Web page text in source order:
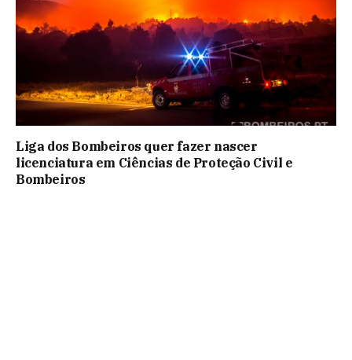
Liga dos Bombeiros quer fazer nascer
licenciatura em Ciências de Proteção Civil e
Bombeiros